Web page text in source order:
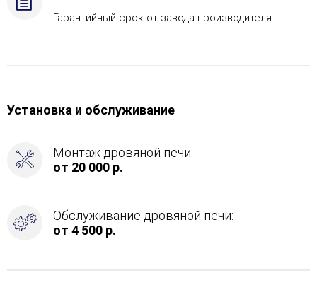
ГГУ-40
Гарантийный срок от завода-производителя
Установка и обслуживание
Монтаж дровяной печи:
от 20 000 р.
Обслуживание дровяной печи:
от 4 500 р.